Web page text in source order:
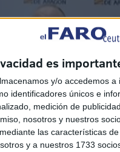
es
y/o accedemos
identificadores únicos e
medición de
nosotros y nuestros
las características
y a nuestros 1733